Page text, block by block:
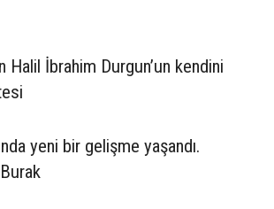
Halil İbrahim Durgun’un kendini
yeni bir gelişme yaşandı.